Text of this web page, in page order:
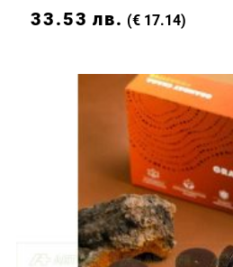
33.53 лв. (€ 17.14)